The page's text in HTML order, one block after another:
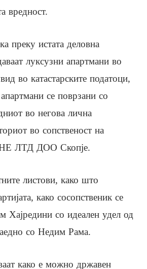
вредност.
преку истата деловна
луксузни апартмани во
во катастарските податоци,
се поврзани со
во негова лична
во сопственост на
ЛТД ДОО Скопје.
листови, како што
како сосопственик се
Хајредини со идеален удел од
со Недим Рама.
како е можно државен